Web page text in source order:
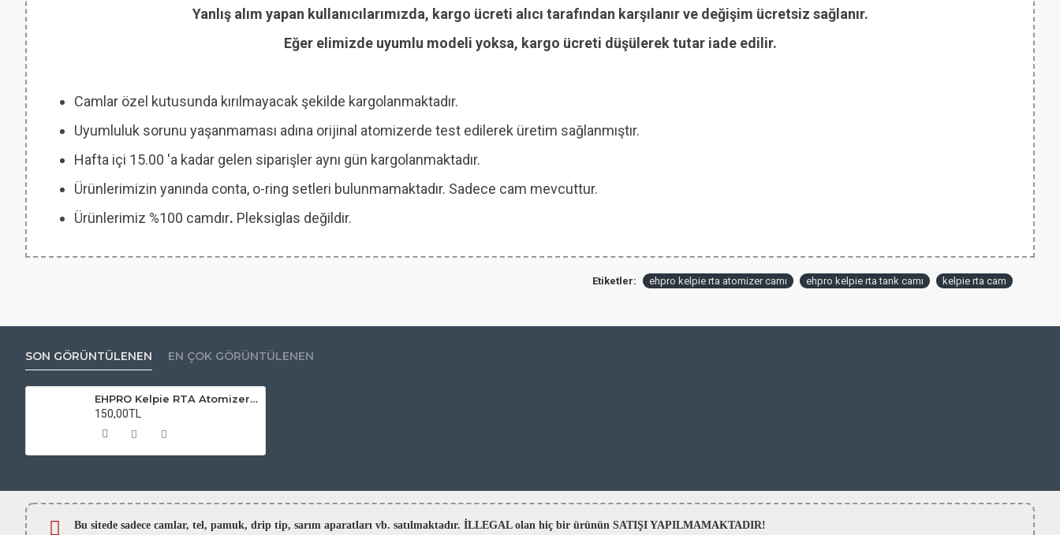
Yanlış alım yapan kullanıcılarımızda, kargo ücreti alıcı tarafından karşılanır ve değişim ücretsiz sağlanır.
Eğer elimizde uyumlu modeli yoksa, kargo ücreti düşülerek tutar iade edilir.
Camlar özel kutusunda kırılmayacak şekilde kargolanmaktadır.
Uyumluluk sorunu yaşanmaması adına orijinal atomizerde test edilerek üretim sağlanmıştır.
Hafta içi 15.00 'a kadar gelen siparişler aynı gün kargolanmaktadır.
Ürünlerimizin yanında conta, o-ring setleri bulunmamaktadır. Sadece cam mevcuttur.
Ürünlerimiz %100 camdır. Pleksiglas değildir.
Etiketler: ehpro kelpie rta atomizer camı ehpro kelpie rta tank camı kelpie rta cam
SON GÖRÜNTÜLENEN EN ÇOK GÖRÜNTÜLENEN
EHPRO Kelpie RTA Atomizer Camı
150,00TL
Bu sitede sadece camlar, tel, pamuk, drip tip, sarım aparatları vb. satılmaktadır. İLLEGAL olan hiç bir ürünün SATIŞI YAPILMAMAKTADIR!